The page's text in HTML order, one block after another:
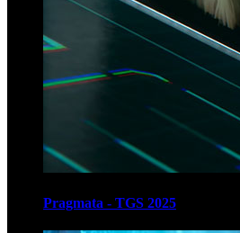
Pragmata - TGS 2025